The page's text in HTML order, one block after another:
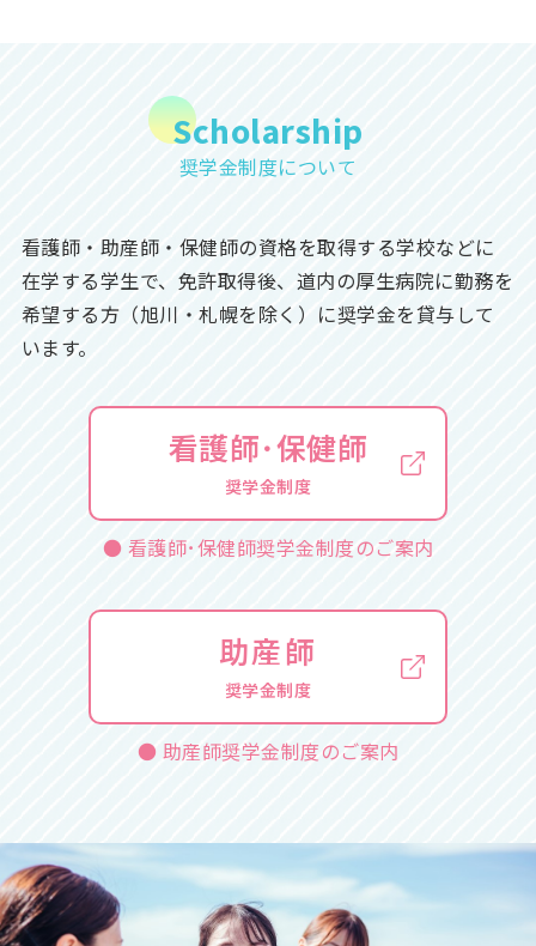
Scholarship
奨学金制度について
看護師・助産師・保健師の資格を取得する学校などに
在学する学生で、免許取得後、道内の厚生病院に勤務を
希望する方（旭川・札幌を除く）に奨学金を貸与して
います。
看護師･保健師
奨学金制度
● 看護師･保健師奨学金制度のご案内
助産師
奨学金制度
● 助産師奨学金制度のご案内